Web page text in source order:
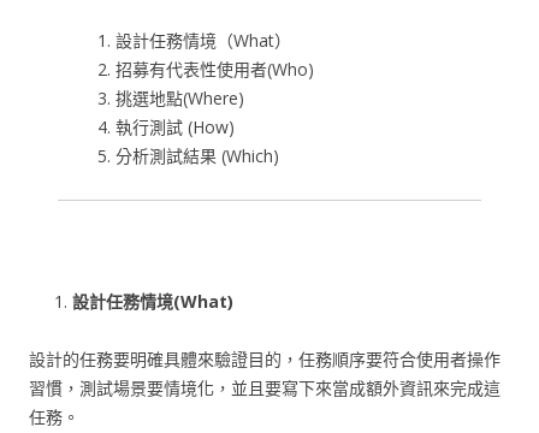
設計任務情境（What）
招募有代表性使用者(Who)
挑選地點(Where)
執行測試 (How)
分析測試結果 (Which)
設計任務情境(What)
設計的任務要明確具體來驗證目的，任務順序要符合使用者操作
習慣，測試場景要情境化，並且要寫下來當成額外資訊來完成這
任務。